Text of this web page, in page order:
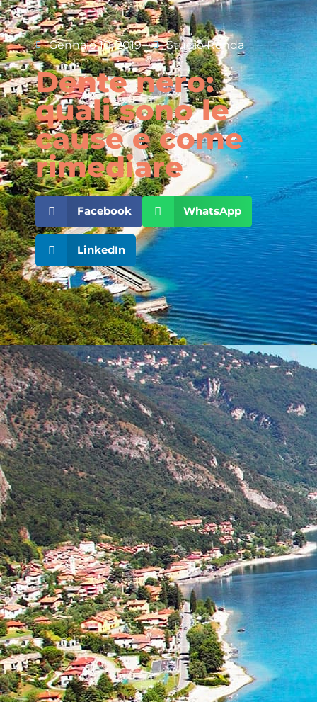
Gennaio 10, 2019 Studio Renda
Dente nero:
quali sono le
cause e come
rimediare
Facebook WhatsApp
LinkedIn